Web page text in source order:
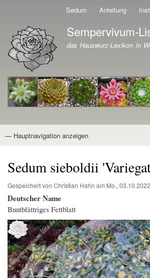
Direkt
zum
Inhalt
Sedum Anleitung
Branding der Website
Sempervivum-
das Hauswurz-Lexikon in
Hauptnavigation
— Hauptnavigation anzeigen
Sedum sieboldii
Gespeichert von Christian Hahn am Mo.,
Deutscher Name
Buntblättriges Fettblatt